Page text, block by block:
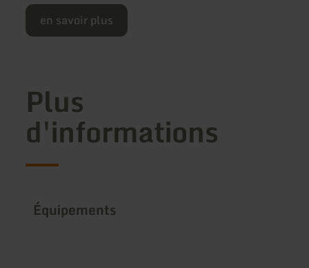
en savoir plus
Plus
d'informations
Équipements